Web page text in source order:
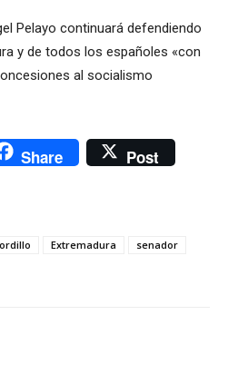
Pelayo continuará defendiendo
y de todos los españoles «con
al socialismo
Share Post
Extremadura
senador